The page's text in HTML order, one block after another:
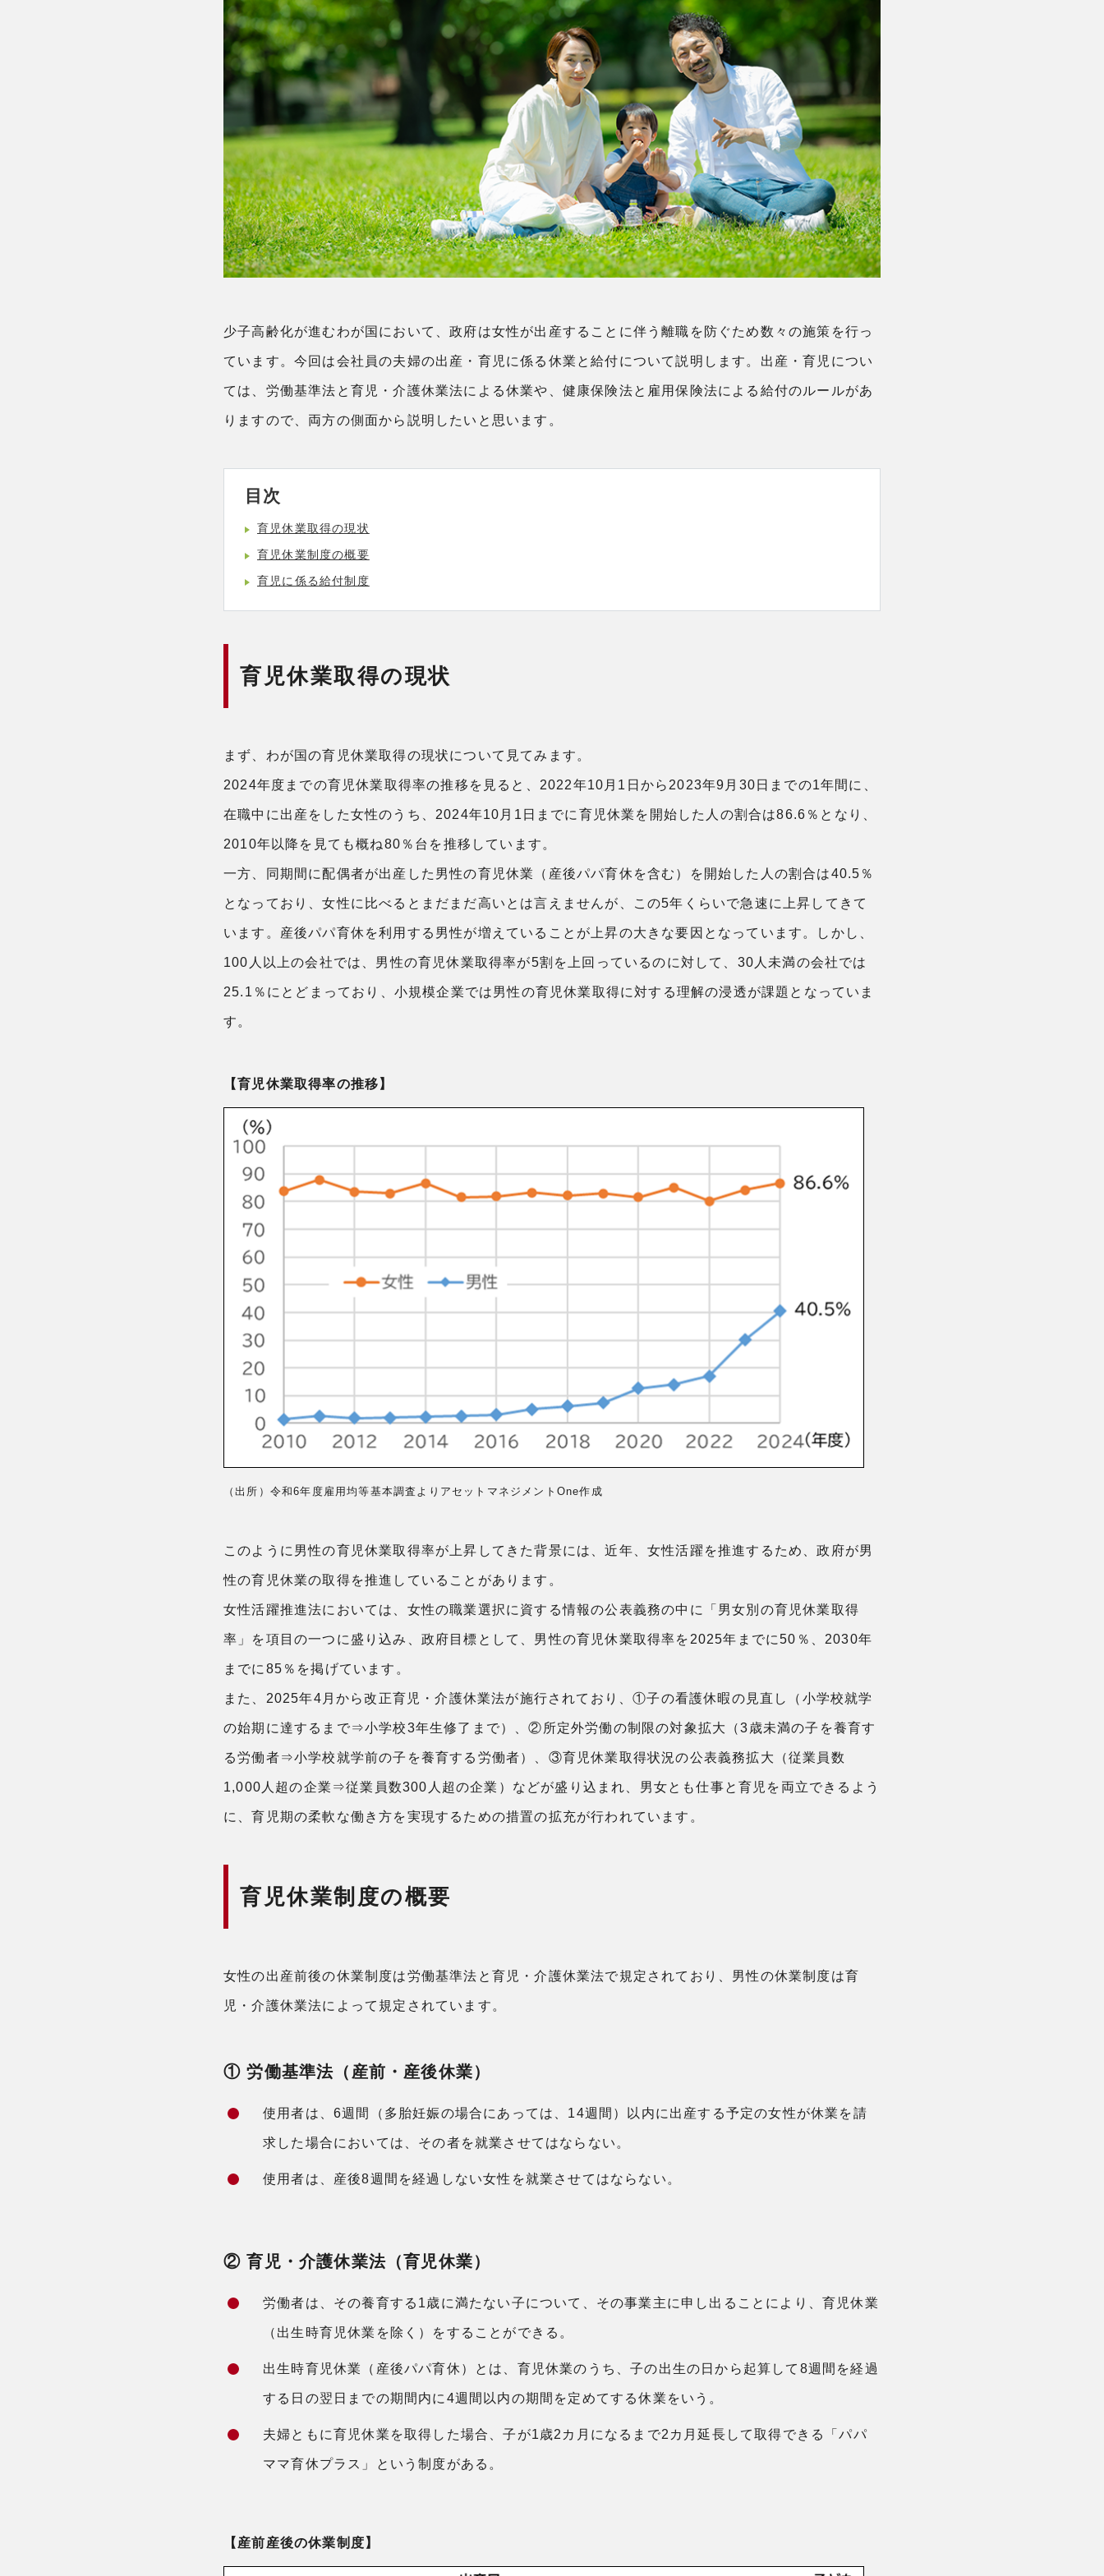
少子高齢化が進むわが国において、政府は女性が出産することに伴う離職を防ぐため数々の施策を行っ
ています。今回は会社員の夫婦の出産・育児に係る休業と給付について説明します。出産・育児につい
ては、労働基準法と育児・介護休業法による休業や、健康保険法と雇用保険法による給付のルールがあ
りますので、両方の側面から説明したいと思います。
目次
育児休業取得の現状
育児休業制度の概要
育児に係る給付制度
育児休業取得の現状
まず、わが国の育児休業取得の現状について見てみます。
2024年度までの育児休業取得率の推移を見ると、2022年10月1日から2023年9月30日までの1年間に、
在職中に出産をした女性のうち、2024年10月1日までに育児休業を開始した人の割合は86.6％となり、
2010年以降を見ても概ね80％台を推移しています。
一方、同期間に配偶者が出産した男性の育児休業（産後パパ育休を含む）を開始した人の割合は40.5％
となっており、女性に比べるとまだまだ高いとは言えませんが、この5年くらいで急速に上昇してきて
います。産後パパ育休を利用する男性が増えていることが上昇の大きな要因となっています。しかし、
100人以上の会社では、男性の育児休業取得率が5割を上回っているのに対して、30人未満の会社では
25.1％にとどまっており、小規模企業では男性の育児休業取得に対する理解の浸透が課題となっていま
す。
【育児休業取得率の推移】
（出所）令和6年度雇用均等基本調査よりアセットマネジメントOne作成
このように男性の育児休業取得率が上昇してきた背景には、近年、女性活躍を推進するため、政府が男
性の育児休業の取得を推進していることがあります。
女性活躍推進法においては、女性の職業選択に資する情報の公表義務の中に「男女別の育児休業取得
率」を項目の一つに盛り込み、政府目標として、男性の育児休業取得率を2025年までに50％、2030年
までに85％を掲げています。
また、2025年4月から改正育児・介護休業法が施行されており、①子の看護休暇の見直し（小学校就学
の始期に達するまで⇒小学校3年生修了まで）、②所定外労働の制限の対象拡大（3歳未満の子を養育す
る労働者⇒小学校就学前の子を養育する労働者）、③育児休業取得状況の公表義務拡大（従業員数
1,000人超の企業⇒従業員数300人超の企業）などが盛り込まれ、男女とも仕事と育児を両立できるよう
に、育児期の柔軟な働き方を実現するための措置の拡充が行われています。
育児休業制度の概要
女性の出産前後の休業制度は労働基準法と育児・介護休業法で規定されており、男性の休業制度は育
児・介護休業法によって規定されています。
① 労働基準法（産前・産後休業）
使用者は、6週間（多胎妊娠の場合にあっては、14週間）以内に出産する予定の女性が休業を請
求した場合においては、その者を就業させてはならない。
使用者は、産後8週間を経過しない女性を就業させてはならない。
② 育児・介護休業法（育児休業）
労働者は、その養育する1歳に満たない子について、その事業主に申し出ることにより、育児休業
（出生時育児休業を除く）をすることができる。
出生時育児休業（産後パパ育休）とは、育児休業のうち、子の出生の日から起算して8週間を経過
する日の翌日までの期間内に4週間以内の期間を定めてする休業をいう。
夫婦ともに育児休業を取得した場合、子が1歳2カ月になるまで2カ月延長して取得できる「パパ
ママ育休プラス」という制度がある。
【産前産後の休業制度】